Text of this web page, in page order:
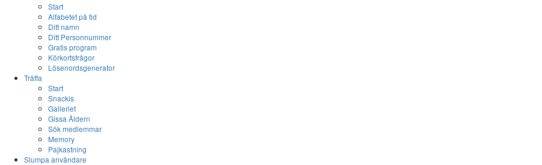
Start
Alfabetet på tid
Ditt namn
Ditt Personnummer
Gratis program
Körkortsfrågor
Lösenordsgenerator
Träffa
Start
Snackis
Galleriet
Gissa Åldern
Sök medlemmar
Memory
Pajkastning
Slumpa användare